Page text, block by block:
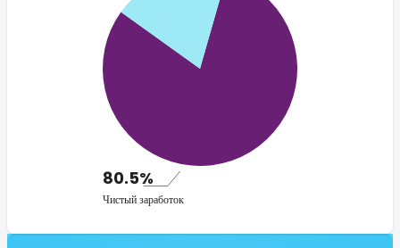
80.5%
Чистый заработок